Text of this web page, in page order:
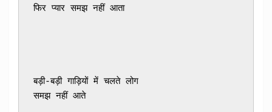
फिर प्यार समझ नहीं आता
बड़ी-बड़ी गाड़ियों में चलते लोग
समझ नहीं आते